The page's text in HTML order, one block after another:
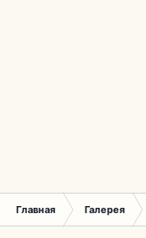
Главная Галерея